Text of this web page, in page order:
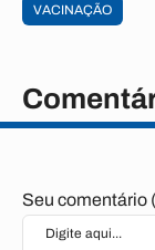
VACINAÇÃO
Seu comentário